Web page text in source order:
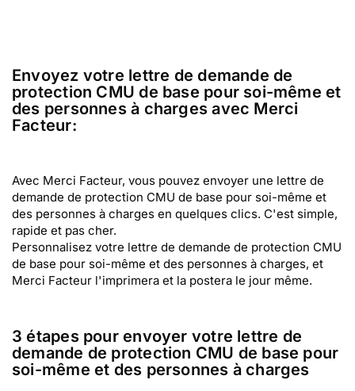
Envoyez votre lettre de demande de
protection CMU de base pour soi-même et
des personnes à charges avec Merci
Facteur:
Avec Merci Facteur, vous pouvez envoyer une lettre de
demande de protection CMU de base pour soi-même et
des personnes à charges en quelques clics. C'est simple,
rapide et pas cher.
Personnalisez votre lettre de demande de protection CMU
de base pour soi-même et des personnes à charges, et
Merci Facteur l'imprimera et la postera le jour même.
3 étapes pour envoyer votre lettre de
demande de protection CMU de base pour
soi-même et des personnes à charges